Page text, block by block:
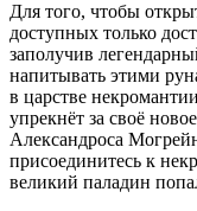
Для того, чтобы
доступных только
заполучив
напитывать этими
в царстве
упрекнёт за своё
Александроса
присоединитесь к
великий паладин